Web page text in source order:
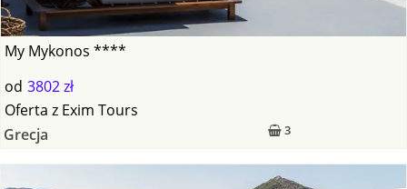
My Mykonos ****
od 3802 zł
3
Oferta z Exim Tours
Grecja